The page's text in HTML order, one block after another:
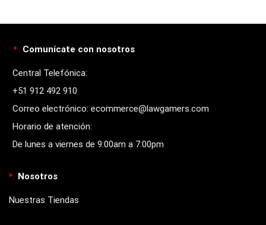
Comunícate con nosotros
Central Telefónica:
+51 912 492 910
Correo electrónico: ecommerce@lawgamers.com
Horario de atención:
De lunes a viernes de 9:00am a 7:00pm
Nosotros
Nuestras Tiendas